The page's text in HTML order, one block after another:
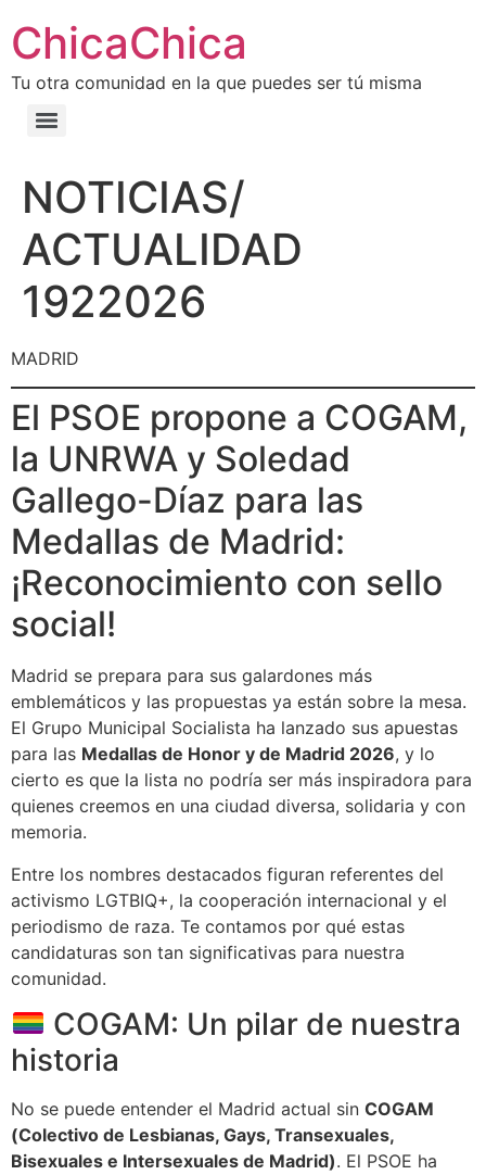
ChicaChica
Tu otra comunidad en la que puedes ser tú misma
NOTICIAS/
ACTUALIDAD
1922026
MADRID
El PSOE propone a COGAM,
la UNRWA y Soledad
Gallego-Díaz para las
Medallas de Madrid:
¡Reconocimiento con sello
social!
Madrid se prepara para sus galardones más
emblemáticos y las propuestas ya están sobre la mesa.
El Grupo Municipal Socialista ha lanzado sus apuestas
para las Medallas de Honor y de Madrid 2026, y lo
cierto es que la lista no podría ser más inspiradora para
quienes creemos en una ciudad diversa, solidaria y con
memoria.
Entre los nombres destacados figuran referentes del
activismo LGTBIQ+, la cooperación internacional y el
periodismo de raza. Te contamos por qué estas
candidaturas son tan significativas para nuestra
comunidad.
COGAM: Un pilar de nuestra
historia
No se puede entender el Madrid actual sin COGAM
(Colectivo de Lesbianas, Gays, Transexuales,
Bisexuales e Intersexuales de Madrid). El PSOE ha